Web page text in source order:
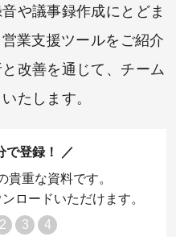
や議事録作成にとどま
業支援ツールをご紹介
改善を通じて、チーム
たします。
で登録！
貴重な資料です。
ロードいただけます。
2 3 4